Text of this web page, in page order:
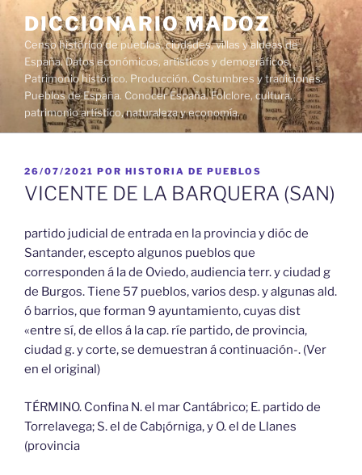
contenido
DICCIONARIO MADOZ
Censo histórico de pueblos, ciudades, villas y aldeas de
España. Datos económicos, artísticos y demográficos.
Patrimonio histórico. Producción. Costumbres y tradiciones.
Pueblos de España. Conocer España. Folclore, cultura,
patrimonio artístico, naturaleza y economía.
PUBLICADO
EL
26/07/2021 POR HISTORIA DE PUEBLOS
VICENTE DE LA BARQUERA (SAN)
partido judicial de entrada en la provincia y dióc de
Santander, escepto algunos pueblos que
corresponden á la de Oviedo, audiencia terr. y ciudad g
de Burgos. Tiene 57 pueblos, varios desp. y algunas ald.
ó barrios, que forman 9 ayuntamiento, cuyas dist
«entre sí, de ellos á la cap. ríe partido, de provincia,
ciudad g. y corte, se demuestran á continuación-. (Ver
en el original)
TÉRMINO. Confina N. el mar Cantábrico; E. partido de
Torrelavega; S. el de Cab¡órniga, y O. el de Llanes
(provincia